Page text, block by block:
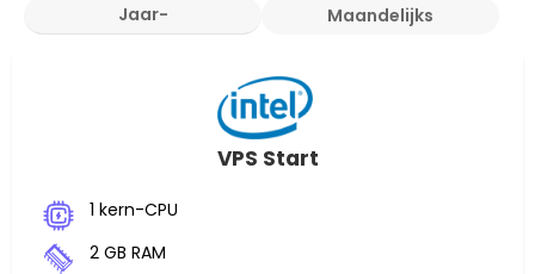
Jaar-
Maandelijks
VPS Start
1 kern-CPU
2 GB RAM